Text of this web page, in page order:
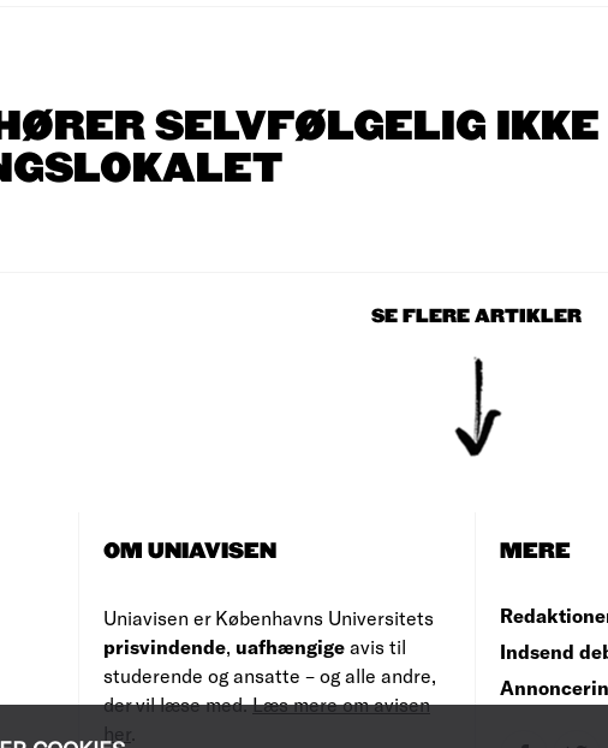
SELVFØLGELIG
SE FLERE ARTIKLER
OM UNIAVISEN
Uniavisen er Københavns Universitets
prisvindende, uafhængige avis til
studerende og ansatte – og alle andre,
der vil læse med.Læs mere om avisen
her
MERE
Indsend